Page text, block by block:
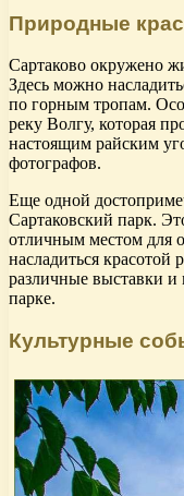
Природные
Сартаково окружено
Здесь можно
по горным тропам.
реку Волгу, которая
настоящим райским
фотографов.
Еще одной
Сартаковский парк.
отличным местом для
насладиться красотой
различные выставки и
парке.
Культурные